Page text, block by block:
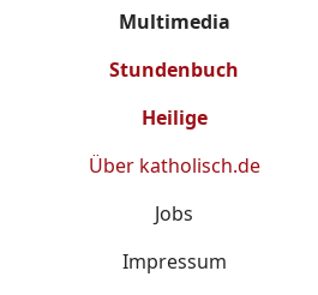
Multimedia
Stundenbuch
Heilige
Über katholisch.de
Jobs
Impressum